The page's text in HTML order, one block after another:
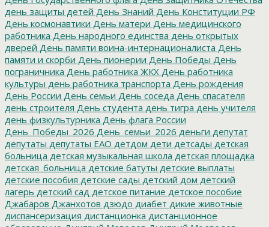
день защиты детей День Знаний День Конституции РФ
День космонавтики День матери День медицинского
работника День народного единства день открытых
дверей День памяти воина-интернационалиста День
памяти и скорби День пионерии День Победы День
пограничника День работника ЖКХ День работника
культуры день работника транспорта День рождения
День России День семьи День соседа День спасателя
день строителя День студента день тигра день учителя
день физкультурника День флага России
День_Победы_2026 День_семьи_2026 деньги депутат
депутаты депутаты ЕАО детдом дети детсады детская
больница детская музыкальная школа детская площадка
детская_больница детские батуты детские выплаты
детские пособия детские сады детский дом детский
лагерь детский сад детское питание детское пособие
Джабаров Джанхотов дзюдо диабет дикие животные
диспансеризация дистанционка дистанционное